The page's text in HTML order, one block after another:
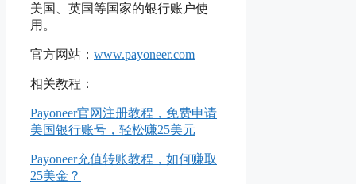
美国、英国等国家的银行账户使
用。
官方网站； www.payoneer.com
相关教程：
Payoneer官网注册教程，免费申请
美国银行账号，轻松赚25美元
Payoneer充值转账教程，如何赚取
25美金？